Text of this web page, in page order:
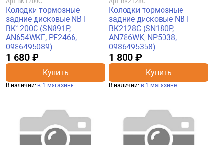
Арт. BK1200C
Колодки тормозные
задние дисковые NBT
BK1200C (SN891P,
AN654WKE, PF2466,
0986495089)
1 680 ₽
Купить
В наличии: в 1 магазине
Арт. BK2128C
Колодки тормозные
задние дисковые NBT
BK2128C (SN180P,
AN786WK, NP5038,
0986495358)
1 800 ₽
Купить
В наличии: в 1 магазине